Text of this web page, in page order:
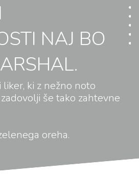
NAJ BO
ki z nežno noto
še tako zahtevne
oreha.